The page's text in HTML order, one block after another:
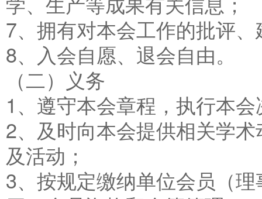
7、拥有对本会工作的批评
8、入会自愿、退会自由。
（二）义务
1、遵守本会章程，执行本
2、及时向本会提供相关学
及活动；
3、按规定缴纳单位会员（